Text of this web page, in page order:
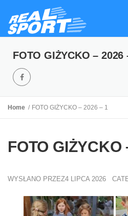
FOTO GIŻYCKO – 2026
Home FOTO GIŻYCKO – 2026 – 1
FOTO GIŻYCKO
WYSŁANO PRZEZ4 LIPCA 2026